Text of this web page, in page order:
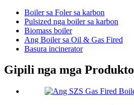
Boiler sa Foler sa karbon
Pulsized nga boiler sa karbon
Biomass boiler
Ang Boiler sa Oil & Gas Fired
Basura incinerator
Gipili nga mga Produkto